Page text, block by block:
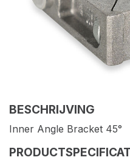
BESCHRIJVING
Inner Angle Bracket 45°